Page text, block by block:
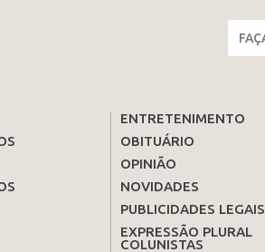
ENTRETENIMENTO
OBITUÁRIO
OPINIÃO
NOVIDADES
PUBLICIDADES LEGAIS
EXPRESSÃO PLURAL
COLUNISTAS